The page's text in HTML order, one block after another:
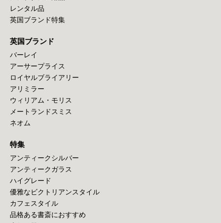
レンタル品
英国ブランド特集
英国ブランド
バーレイ
アーサープライス
ロイヤルブライアリー
アリミラー
ウィリアム・モリス
メートランドスミス
ネオム
特集
アンティークシルバー
アンティークガラス
ハイグレード
優雅なビクトリアンスタイル
カフェスタイル
品格ある書斎におすすめ